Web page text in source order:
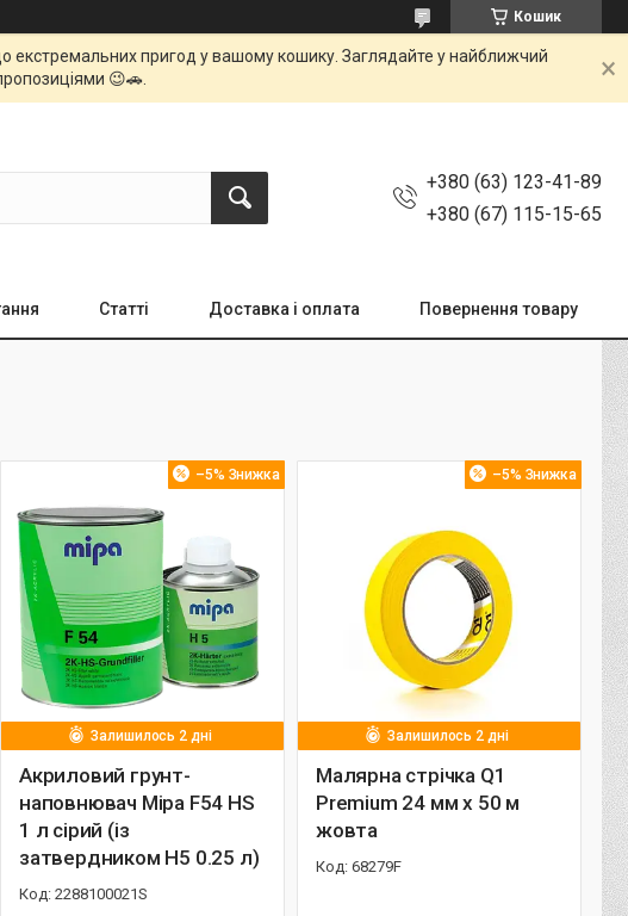
Кошик
екстремальних пригод у вашому кошику. Заглядайте у найближчий
😉🚗.
+380 (63) 123-41-89
+380 (67) 115-15-65
Статті Доставка і оплата Повернення товару
–5%
Залишилось 2 дні
Акриловий грунт-
наповнювач Mipa F54 HS
1 л сірий (із
затвердником H5 0.25 л)
2288100021S
–5%
Залишилось 2 дні
Малярна стрічка Q1
Premium 24 мм х 50 м
жовта
68279F